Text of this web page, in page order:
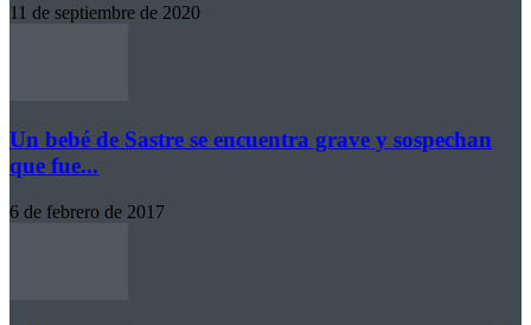
11 de septiembre de 2020
Un bebé de Sastre se encuentra grave y sospechan
que fue...
6 de febrero de 2017